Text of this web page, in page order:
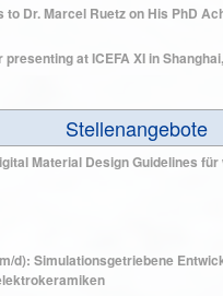
to Dr. Marcel Ruetz on His PhD
at ICEFA XI in
Stellenangebote
Material Design Guidelines
d): Simulationsgetriebene